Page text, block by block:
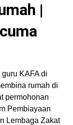
|
KAFA di
rumah di
permohonan
Pembiayaan
Lembaga Zakat